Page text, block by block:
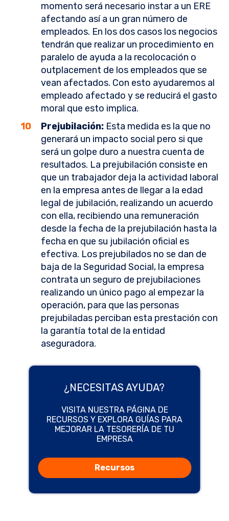
momento será necesario instar a un ERE
afectando así a un gran número de
empleados. En los dos casos los negocios
tendrán que realizar un procedimiento en
paralelo de ayuda a la recolocación o
outplacement de los empleados que se
vean afectados. Con esto ayudaremos al
empleado afectado y se reducirá el gasto
moral que esto implica.
Prejubilación: Esta medida es la que no
generará un impacto social pero si que
será un golpe duro a nuestra cuenta de
resultados. La prejubilación consiste en
que un trabajador deja la actividad laboral
en la empresa antes de llegar a la edad
legal de jubilación, realizando un acuerdo
con ella, recibiendo una remuneración
desde la fecha de la prejubilación hasta la
fecha en que su jubilación oficial es
efectiva. Los prejubilados no se dan de
baja de la Seguridad Social, la empresa
contrata un seguro de prejubilaciones
realizando un único pago al empezar la
operación, para que las personas
prejubiladas perciban esta prestación con
la garantía total de la entidad
aseguradora.
¿NECESITAS AYUDA?
VISITA NUESTRA PÁGINA DE
RECURSOS Y EXPLORA GUÍAS PARA
MEJORAR LA TESORERÍA DE TU
EMPRESA
Recursos